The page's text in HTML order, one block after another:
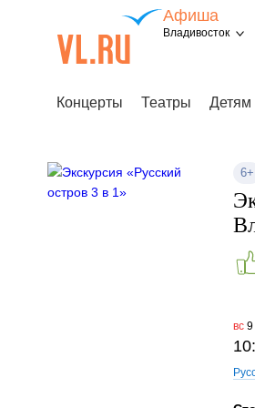
Афиша
Владивосток
Концерты Театры Детям
6+
вс 9